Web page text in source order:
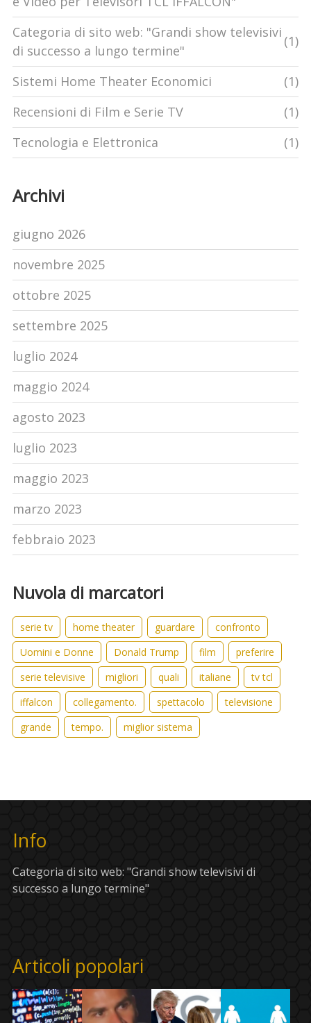
Categoria di sito web: "Grandi show televisivi
di successo a lungo termine"
(1)
Sistemi Home Theater Economici
(1)
Recensioni di Film e Serie TV
(1)
Tecnologia e Elettronica
(1)
Archivi
giugno 2026
novembre 2025
ottobre 2025
settembre 2025
luglio 2024
maggio 2024
agosto 2023
luglio 2023
maggio 2023
marzo 2023
febbraio 2023
Nuvola di marcatori
serie tv home theater guardare
confronto
Uomini e Donne
Donald Trump film
preferire
serie televisive
migliori quali italiane
tv tcl
iffalcon
collegamento. spettacolo
televisione
grande
tempo. miglior sistema
Info
Categoria di sito web: "Grandi show televisivi di
successo a lungo termine"
Articoli popolari